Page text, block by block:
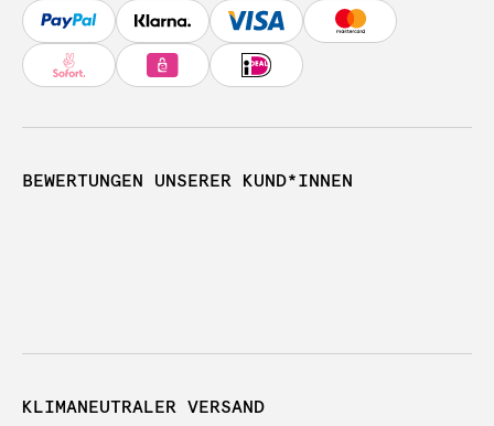
BEWERTUNGEN UNSERER KUND*INNEN
KLIMANEUTRALER VERSAND